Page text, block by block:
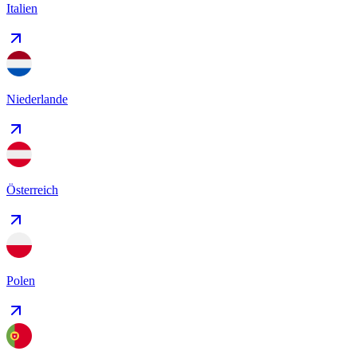
Italien
Niederlande
Österreich
Polen